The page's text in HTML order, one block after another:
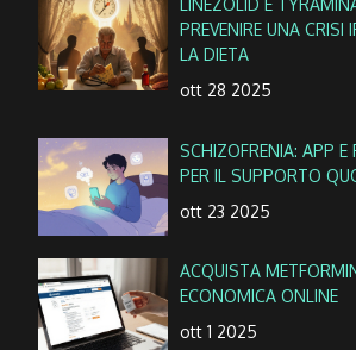
LINEZOLID E
PREVENIRE UNA CRISI
LA DIETA
ott 28 2025
SCHIZOFRENIA: APP E
PER IL SUPPORTO
ott 23 2025
ACQUISTA
ECONOMICA ONLINE
ott 1 2025